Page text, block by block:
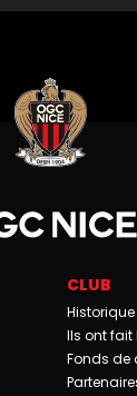
CLUB
Historique
Ils ont fait
Fonds de